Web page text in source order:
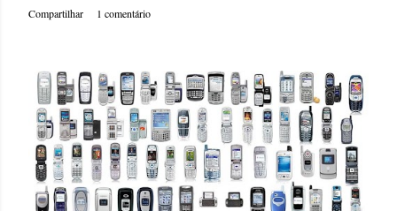
Compartilhar 1 comentário